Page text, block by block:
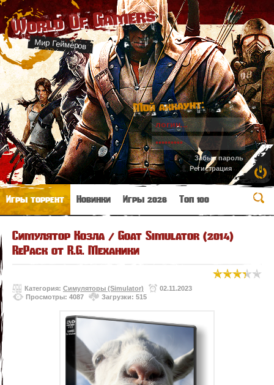
World Of Gamers
Мир Геймеров
Мой аккаунт:
Забыл пароль
Регистрация
Игры торрент Новинки Игры 2026 Топ 100
Симулятор Козла / Goat Simulator (2014)
RePack от R.G. Механики
Категория: Симуляторы (Simulator)
02.11.2023
Просмотры: 4087
Загрузки: 515